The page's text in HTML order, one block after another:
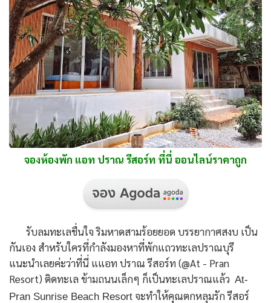
จองห้องพัก แอท ปราณ รีสอร์ท ที่นี่ ออนไลน์ราคาถูก
รับลมทะเลชื่นใจ ริมหาดสามร้อยยอด บรรยากาศสงบ เป็น
กันเอง สำหรับใครที่กำลังมองหาที่พักแถวทะเลปราณบุรี
แนะนำเลยค่ะว่าที่นี่ แแอท ปราณ รีสอร์ท (@At - Pran
Resort) ติดทะเล ข้ามถนนเล็กๆ ก็เป็นทะเลปราณแล้ว At-
Pran Sunrise Beach Resort จะทำให้คุณตกหลุมรัก รีสอร์